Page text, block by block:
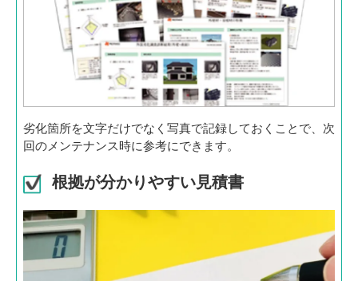
劣化箇所を文字だけでなく写真で記録しておくことで、次
回のメンテナンス時に参考にできます。
根拠が分かりやすい見積書